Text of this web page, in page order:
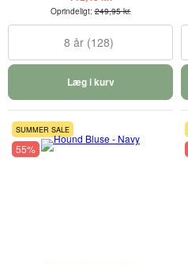
Oprindeligt:249,95 kr.
8 år (128)
Læg i kurv
SUMMER SALE
55%